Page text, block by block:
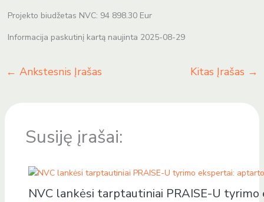
Projekto biudžetas NVC: 94 898.30 Eur
Informacija paskutinį kartą naujinta 2025-08-29
← Ankstesnis Įrašas Kitas Įrašas →
Susiję įrašai:
NVC lankėsi tarptautiniai PRAISE-U